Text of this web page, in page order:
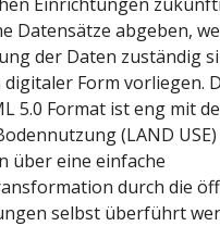
Datensätze abgeben,
der Daten zuständig
digitaler Form vorliegen.
5.0 Format ist eng mit
(LAND
über eine einfache
durch die
selbst überführt